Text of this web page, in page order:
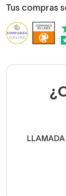
Tus compras